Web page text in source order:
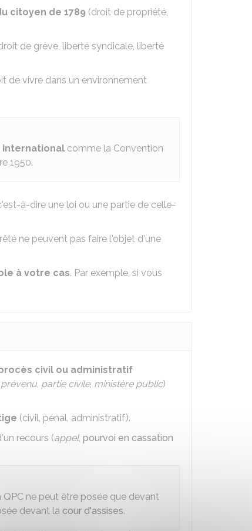
citoyen de 1789 (droit de propriété,
de grève, liberté syndicale, liberté
de vivre dans un environnement
comme la Convention
1950.
à-dire une loi ou une partie de celle-
ne peuvent pas faire l'objet d'une
à votre cas. Par exemple, si vous
civil ou administratif
prévenu, partie civile, ministère public)
(civil, pénal, administratif).
recours (appel, pourvoi en cassation
QPC ne peut être posée que devant
devant la cour d'assises.